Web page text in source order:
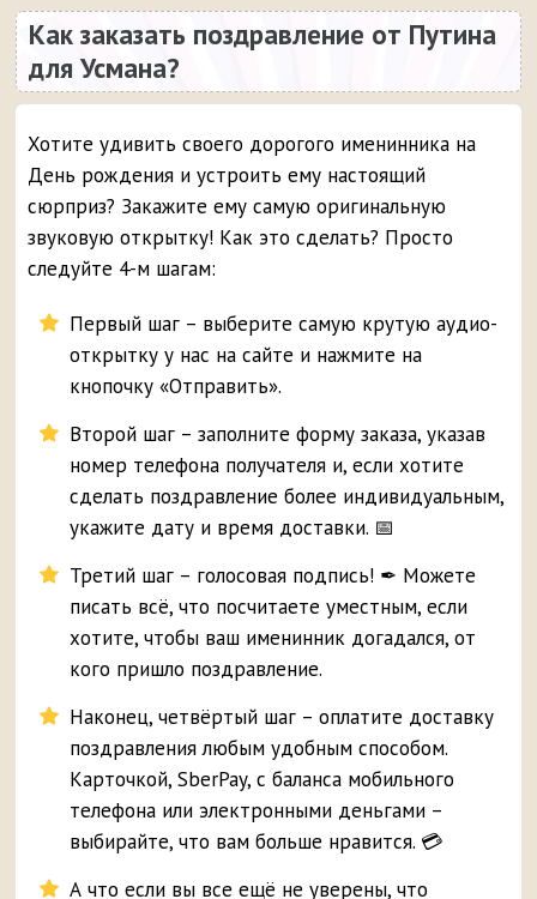
Как заказать поздравление от Путина
для Усмана?
Хотите удивить своего дорогого именинника на
День рождения и устроить ему настоящий
сюрприз? Закажите ему самую оригинальную
звуковую открытку! Как это сделать? Просто
следуйте 4-м шагам:
Первый шаг – выберите самую крутую аудио-
открытку у нас на сайте и нажмите на
кнопочку «Отправить».
Второй шаг – заполните форму заказа, указав
номер телефона получателя и, если хотите
сделать поздравление более индивидуальным,
укажите дату и время доставки. 📅
Третий шаг – голосовая подпись! ✒ Можете
писать всё, что посчитаете уместным, если
хотите, чтобы ваш именинник догадался, от
кого пришло поздравление.
Наконец, четвёртый шаг – оплатите доставку
поздравления любым удобным способом.
Карточкой, SberPay, с баланса мобильного
телефона или электронными деньгами –
выбирайте, что вам больше нравится. 💳
А что если вы все ещё не уверены, что